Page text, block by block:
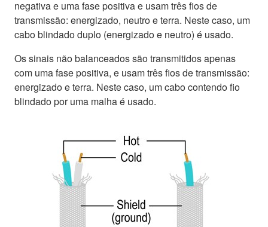
negativa e uma fase positiva e usam três fios de
transmissão: energizado, neutro e terra. Neste caso, um
cabo blindado duplo (energizado e neutro) é usado.
Os sinais não balanceados são transmitidos apenas
com uma fase positiva, e usam três fios de transmissão:
energizado e terra. Neste caso, um cabo contendo fio
blindado por uma malha é usado.